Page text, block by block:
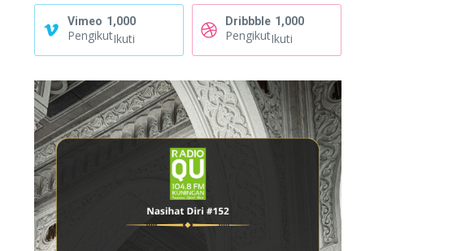
Vimeo 1,000
PengikutIkuti
Dribbble 1,000
PengikutIkuti